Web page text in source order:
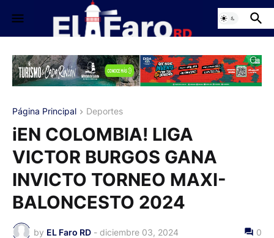
Página Principal Deportes
iEN COLOMBIA! LIGA
VICTOR BURGOS GANA
INVICTO TORNEO MAXI-
BALONCESTO 2024
by EL Faro RD - diciembre 03, 2024 0